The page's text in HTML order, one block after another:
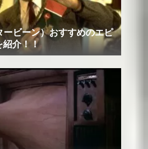
ビーン）おすすめのエピ
紹介！！